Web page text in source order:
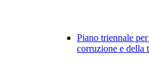
Piano triennale
corruzione e della